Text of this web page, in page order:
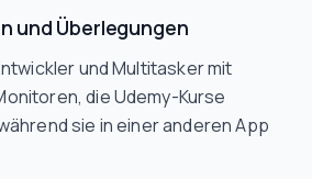
und Überlegungen
und Multitasker mit
die Udemy-Kurse
sie in einer anderen App